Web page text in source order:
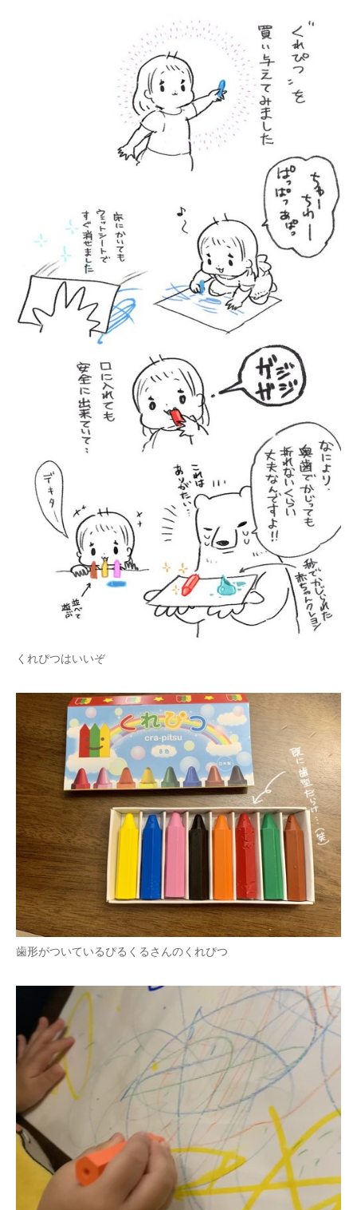
製造業のIT導入・活用を支援
モノづくり技術者専門サイト
エレクトロニクス専門サイト
電子設計の基本と応用
建設×テクノロジーの最前線
ちょっと気になるネットの話題
くれぴつはいいぞ
歯形がついているぴるくるさんのくれぴつ